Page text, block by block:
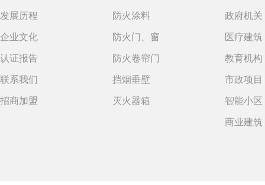
发展历程
企业文化
认证报告
联系我们
招商加盟
防火涂料
防火门、窗
防火卷帘门
挡烟垂壁
灭火器箱
政府机关
医疗建筑
教育机构
市政项目
智能小区
商业建筑